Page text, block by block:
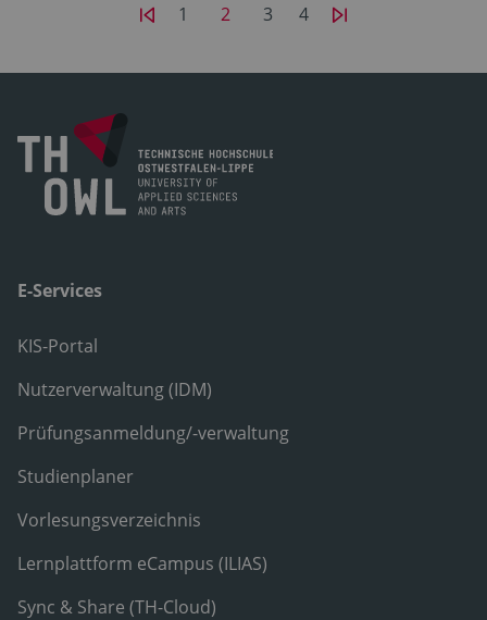
1 2 3 4
E-Services
KIS-Portal
Nutzerverwaltung (IDM)
Prüfungsanmeldung/-verwaltung
Studienplaner
Vorlesungsverzeichnis
Lernplattform eCampus (ILIAS)
Sync & Share (TH-Cloud)